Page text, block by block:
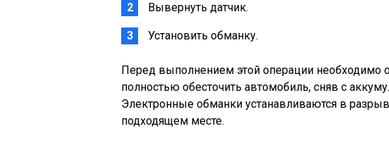
Вывернуть датчик.
Установить обманку.
Перед выполнением этой операции необходимо
полностью обесточить автомобиль, сняв с
Электронные обманки устанавливаются в
подходящем месте.